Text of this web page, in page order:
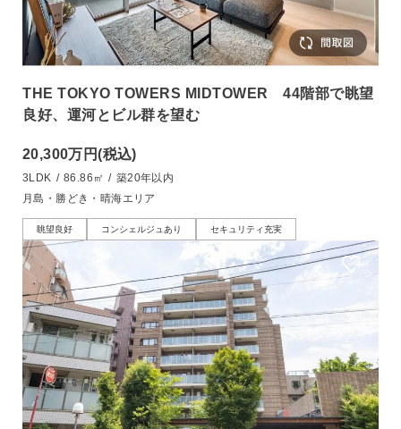
THE TOKYO TOWERS MIDTOWER 44階部で眺望
良好、運河とビル群を望む
20,300万円(税込)
3LDK / 86.86㎡ / 築20年以内
月島・勝どき・晴海エリア
眺望良好 コンシェルジュあり セキュリティ充実